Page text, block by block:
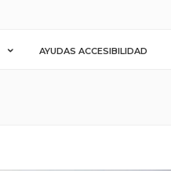
AYUDAS ACCESIBILIDAD